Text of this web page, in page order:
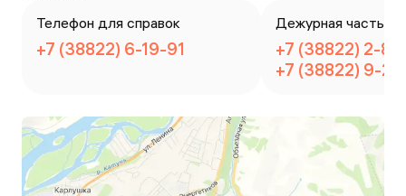
Телефон для справок
+7 (38822) 6-19-91
Дежурная часть
+7 (38822) 2-
+7 (38822) 9-